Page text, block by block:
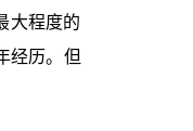
大程度的
经历。但